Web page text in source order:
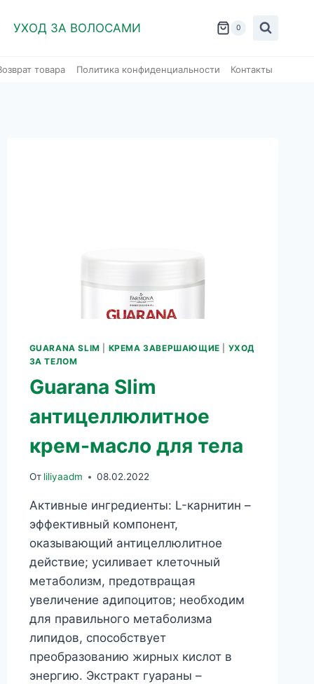
УХОД ЗА ВОЛОСАМИ 0
товара Политика конфиденциальности Контакты
GUARANA SLIM КРЕМА ЗАВЕРШАЮЩИЕ
УХОД
ЗА ТЕЛОМ
Guarana Slim
антицеллюлитное
крем-масло для тела
От liliyaadm 08.02.2022
Активные ингредиенты: L-карнитин –
эффективный компонент,
оказывающий антицеллюлитное
действие; усиливает клеточный
метаболизм, предотвращая
увеличение адипоцитов; необходим
для правильного метаболизма
липидов, способствует
преобразованию жирных кислот в
энергию. Экстракт гуараны –